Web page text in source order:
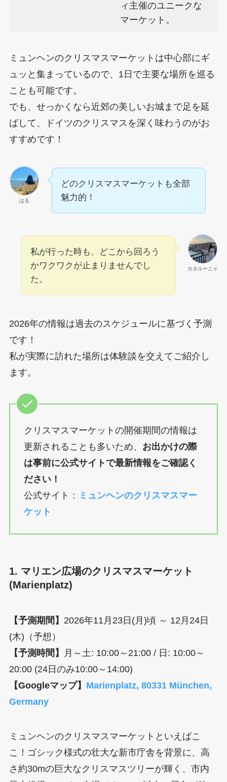
ィ主催のユニークな
マーケット。
ミュンヘンのクリスマスマーケットは中心部にギ
ュッと集まっているので、1日で主要な場所を巡る
ことも可能です。
でも、せっかくなら近郊の美しいお城まで足を延
ばして、ドイツのクリスマスを深く味わうのがお
すすめです！
はる
どのクリスマスマーケットも全部
魅力的！
カタルーニャ
私が行った時も、どこから回ろう
かワクワクが止まりませんでし
た。
2026年の情報は過去のスケジュールに基づく予測
です！
私が実際に訪れた場所は体験談を交えてご紹介し
ます。
クリスマスマーケットの開催期間の情報は
更新されることも多いため、 お出かけの際
は事前に公式サイトで最新情報をご確認く
ださい！
公式サイト： ミュンヘンのクリスマスマー
ケット
1. マリエン広場のクリスマスマーケット
(Marienplatz)
【予測期間】 2026年11月23日(月)頃 ～ 12月24日
(木)（予想）
【予測時間】
月～土: 10:00～21:00 / 日: 10:00～
20:00 (24日のみ10:00～14:00)
【Googleマップ】 Marienplatz, 80331 München,
Germany
ミュンヘンのクリスマスマーケットといえばこ
こ！ゴシック様式の壮大な新市庁舎を背景に、高
さ約30mの巨大なクリスマスツリーが輝く、市内